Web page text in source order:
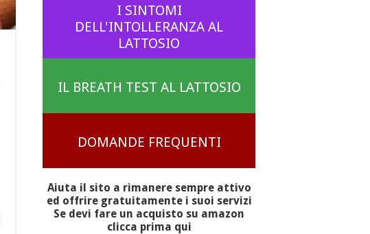
I SINTOMI
DELL'INTOLLERANZA AL
LATTOSIO
IL BREATH TEST AL LATTOSIO
DOMANDE FREQUENTI
Aiuta il sito a rimanere sempre attivo
ed offrire gratuitamente i suoi servizi
Se devi fare un acquisto su amazon
clicca prima qui